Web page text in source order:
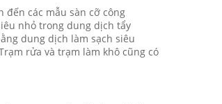
đến các mẫu sàn cỡ công
nhỏ trong dung dịch tẩy
dung dịch làm sạch siêu
rửa và trạm làm khô cũng có